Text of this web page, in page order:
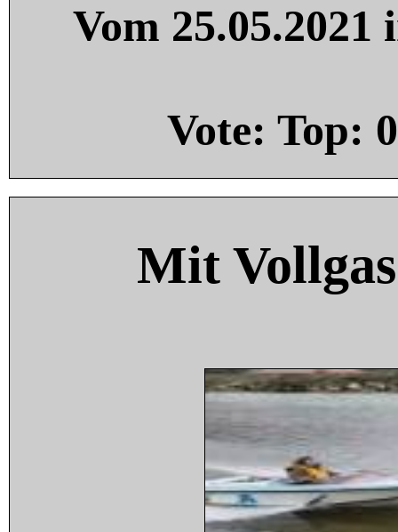
Vom
Vote: Top: 0
Mit